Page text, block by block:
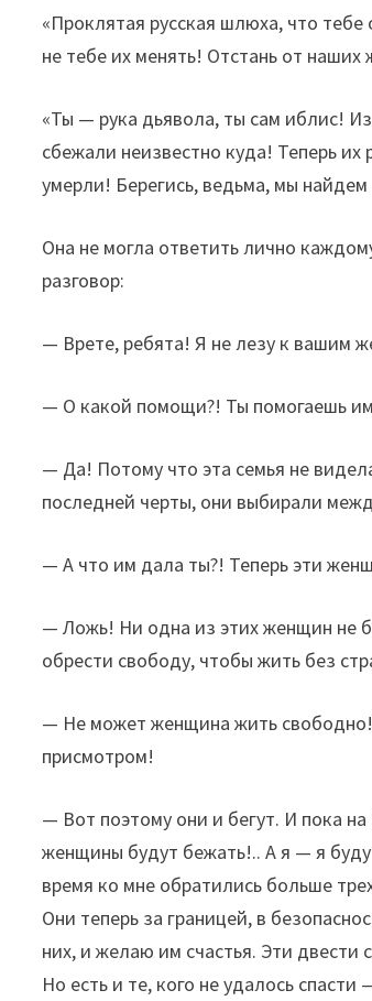
«Проклятая русская шлюха, что
не тебе их менять! Отстань от
«Ты — рука дьявола, ты сам иблис!
сбежали неизвестно куда! Теперь
умерли! Берегись, ведьма, мы найдем
Она не могла ответить лично
разговор:
— Врете, ребята! Я не лезу к вашим
— О какой помощи?! Ты помогаешь
— Да! Потому что эта семья не
последней черты, они выбирали
— А что им дала ты?! Теперь эти
— Ложь! Ни одна из этих женщин не
обрести свободу, чтобы жить без
— Не может женщина жить
присмотром!
— Вот поэтому они и бегут. И пока
женщины будут бежать!.. А я — я
время ко мне обратились больше
Они теперь за границей, в
них, и желаю им счастья. Эти
Но есть и те, кого не удалось